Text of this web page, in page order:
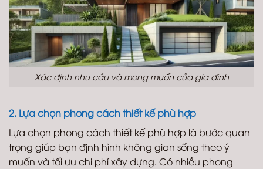
Xác định nhu cầu và mong muốn của gia đình
2. Lựa chọn phong cách thiết kế phù hợp
Lựa chọn phong cách thiết kế phù hợp là bước quan
trọng giúp bạn định hình không gian sống theo ý
muốn và tối ưu chi phí xây dựng. Có nhiều phong